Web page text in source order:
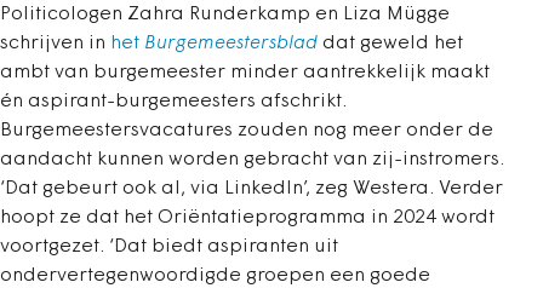
Politicologen Zahra Runderkamp en Liza Mügge
schrijven in het Burgemeestersblad dat geweld het
ambt van burgemeester minder aantrekkelijk maakt
én aspirant-burgemeesters afschrikt.
Burgemeestersvacatures zouden nog meer onder de
aandacht kunnen worden gebracht van zij-instromers.
‘Dat gebeurt ook al, via LinkedIn’, zeg Westera. Verder
hoopt ze dat het Oriëntatieprogramma in 2024 wordt
voortgezet. ‘Dat biedt aspiranten uit
ondervertegenwoordigde groepen een goede